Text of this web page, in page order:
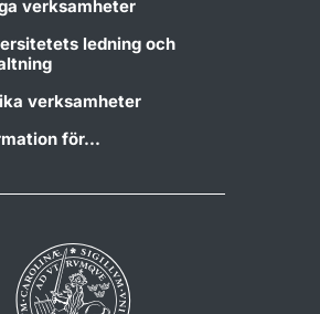
verksamheter
ledning och
verksamheter
för...